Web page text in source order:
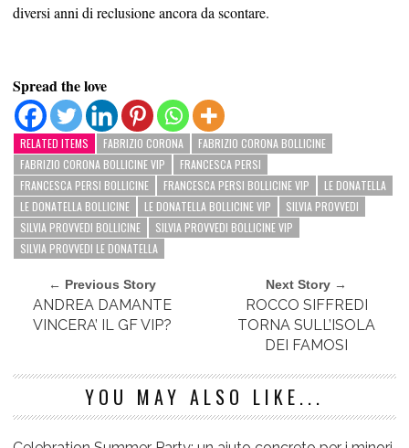
diversi anni di reclusione ancora da scontare.
Spread the love
RELATED ITEMS FABRIZIO CORONA
FABRIZIO CORONA BOLLICINE
FABRIZIO CORONA BOLLICINE VIP
FRANCESCA PERSI
FRANCESCA PERSI BOLLICINE
FRANCESCA PERSI BOLLICINE VIP
LE DONATELLA
LE DONATELLA BOLLICINE
LE DONATELLA BOLLICINE VIP
SILVIA PROVVEDI
SILVIA PROVVEDI BOLLICINE
SILVIA PROVVEDI BOLLICINE VIP
SILVIA PROVVEDI LE DONATELLA
← Previous Story
ANDREA DAMANTE
VINCERA’ IL GF VIP?
Next Story →
ROCCO SIFFREDI
TORNA SULL’ISOLA
DEI FAMOSI
YOU MAY ALSO LIKE...